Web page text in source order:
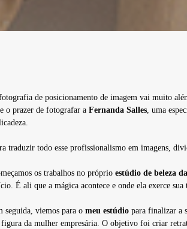
de posicionamento de imagem vai muito
o prazer de fotografar a Fernanda Salles, uma
traduzir todo esse profissionalismo em imagens,
os trabalhos no próprio estúdio de beleza
É ali que a mágica acontece e onde ela exerce sua
seguida, viemos para o meu estúdio para finalizar a
figura da mulher empresária. O objetivo foi criar